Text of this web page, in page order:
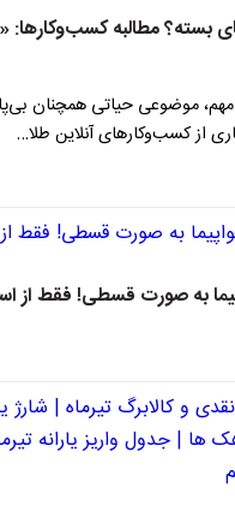
مطالبه کسب‌وکارها:
مهم، موضوعی حیاتی همچنان
از کسب‌وکارهای آنلاین طلا…
به صورت قسطی! فقط از